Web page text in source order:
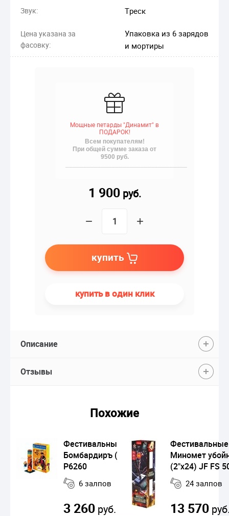
Звук: Треск
Цена указана за
фасовку:
Упаковка из 6 зарядов
и мортиры
Мощные петарды "Динамит" в
ПОДАРОК!
Всем покупателям!
При общей сумме заказа от
9500 руб.
1 900руб.
− +
купить
купить в один клик
Описание
Отзывы
Похожие
Фестивальные шары
Бомбардиръ (2"х6)
Р6260
6 залпов
3 260 руб.
Миномет
(2"x24) JF FS
24 залпов
13 570